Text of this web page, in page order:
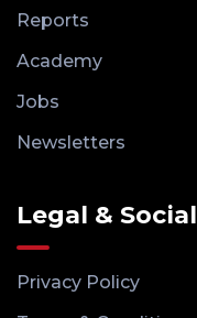
Reports
Academy
Jobs
Newsletters
Legal & Social
Privacy Policy